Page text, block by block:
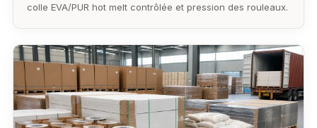
colle EVA/PUR hot melt contrôlée et pression des rouleaux.